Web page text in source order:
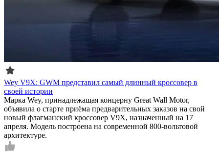
Wey V9X: GWM представил самый длинный кроссовер в
своей истории
Марка Wey, принадлежащая концерну Great Wall Motor,
объявила о старте приёма предварительных заказов на свой
новый флагманский кроссовер V9X, назначенный на 17
апреля. Модель построена на современной 800-вольтовой
архитектуре.